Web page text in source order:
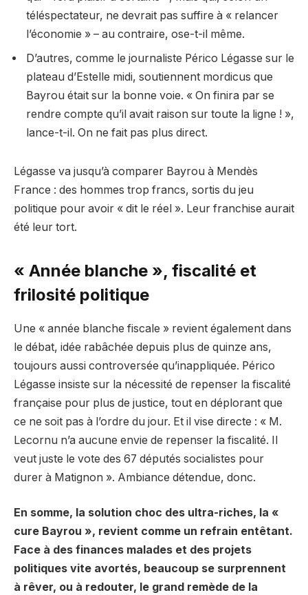
téléspectateur, ne devrait pas suffire à « relancer
l’économie » – au contraire, ose-t-il même.
D’autres, comme le journaliste Périco Légasse sur le
plateau d’Estelle midi, soutiennent mordicus que
Bayrou était sur la bonne voie. « On finira par se
rendre compte qu’il avait raison sur toute la ligne ! »,
lance-t-il. On ne fait pas plus direct.
Légasse va jusqu’à comparer Bayrou à Mendès
France : des hommes trop francs, sortis du jeu
politique pour avoir « dit le réel ». Leur franchise aurait
été leur tort.
« Année blanche », fiscalité et
frilosité politique
Une « année blanche fiscale » revient également dans
le débat, idée rabâchée depuis plus de quinze ans,
toujours aussi controversée qu’inappliquée. Périco
Légasse insiste sur la nécessité de repenser la fiscalité
française pour plus de justice, tout en déplorant que
ce ne soit pas à l’ordre du jour. Et il vise directe : « M.
Lecornu n’a aucune envie de repenser la fiscalité. Il
veut juste le vote des 67 députés socialistes pour
durer à Matignon ». Ambiance détendue, donc.
En somme, la solution choc des ultra-riches, la «
cure Bayrou », revient comme un refrain entêtant.
Face à des finances malades et des projets
politiques vite avortés, beaucoup se surprennent
à rêver, ou à redouter, le grand remède de la